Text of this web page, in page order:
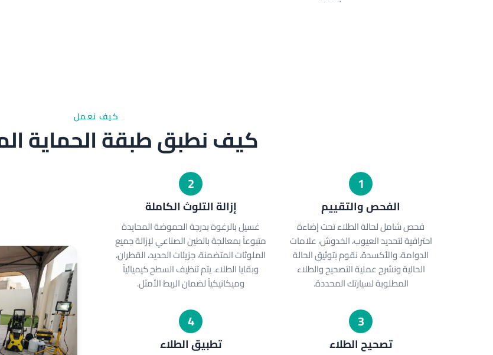
كيف نعمل
كيف نطبق طبقة الحماية
1
الفحص والتقييم
فحص شامل لحالة الطلاء تحت إضاءة
احترافية لتحديد العيوب، الخدوش، علامات
الدوامة، والأكسدة. نقوم بتوثيق الحالة
الحالية ونشرح عملية التصحيح والطلاء
المطلوبة لسيارتك المحددة.
2
إزالة التلوث الكاملة
غسيل بالرغوة بدرجة الحموضة المحايدة
متبوعاً بمعالجة بالطين الصناعي لإزالة جميع
الملوثات المتضمنة، جزيئات الحديد، القطران،
وبقايا الطلاء. يتم تنظيف السطح كيميائياً
وميكانيكياً لضمان الربط الأمثل.
3
تصحيح الطلاء
4
تطبيق الطلاء